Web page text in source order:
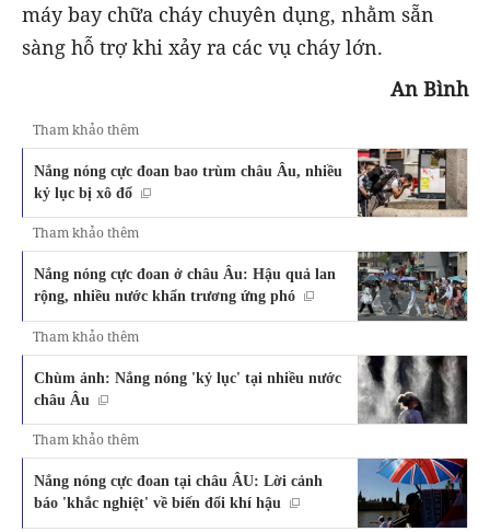
máy bay chữa cháy chuyên dụng, nhằm sẵn
sàng hỗ trợ khi xảy ra các vụ cháy lớn.
An Bình
Tham khảo thêm
Nắng nóng cực đoan bao trùm châu Âu, nhiều
kỷ lục bị xô đổ
Tham khảo thêm
Nắng nóng cực đoan ở châu Âu: Hậu quả lan
rộng, nhiều nước khẩn trương ứng phó
Tham khảo thêm
Chùm ảnh: Nắng nóng 'kỷ lục' tại nhiều nước
châu Âu
Tham khảo thêm
Nắng nóng cực đoan tại châu ÂU: Lời cảnh
báo 'khắc nghiệt' về biến đổi khí hậu